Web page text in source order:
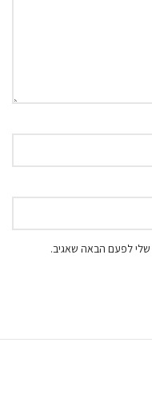
לפעם הבאה שאגיב.